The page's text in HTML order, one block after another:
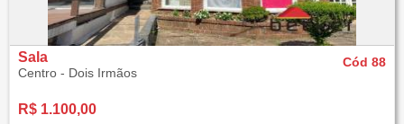
Sala
Centro - Dois Irmãos
Cód 88
R$ 1.100,00